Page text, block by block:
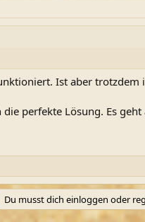
Ist aber
perfekte Lösung. Es
Du musst dich einloggen oder